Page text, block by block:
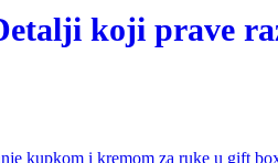
koji prave